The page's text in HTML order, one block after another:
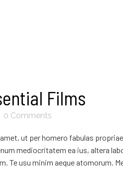
Films
0 Comments
ut per homero fabulas
mediocritatem ea ius, altera
Te usu minim aeque atomorum.